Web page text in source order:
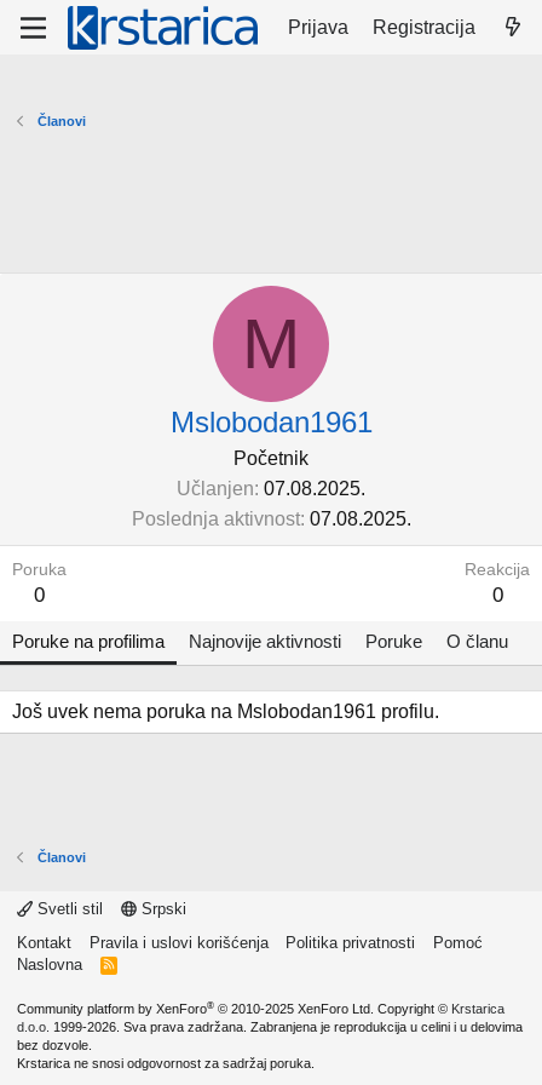
Prijava Registracija
Članovi
M
Mslobodan1961
Početnik
Učlanjen 07.08.2025.
Poslednja aktivnost 07.08.2025.
Poruka
0
Reakcija
0
Poruke na profilima Najnovije aktivnosti Poruke O članu
Još uvek nema poruka na Mslobodan1961 profilu.
Članovi
Svetli stil
Srpski
Kontakt
Pravila i uslovi korišćenja Politika privatnosti
Pomoć
Naslovna
R
Community platform by XenForo® © 2010-2025 XenForo Ltd. Copyright © Krstarica
d.o.o. 1999-2026. Sva prava zadržana. Zabranjena je reprodukcija u celini i u delovima
bez dozvole.
Krstarica ne snosi odgovornost za sadržaj poruka.